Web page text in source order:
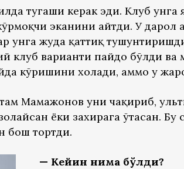
тугаши керак эди. Клуб
эканини айтди. У дарҳол
унга жуда қаттиқ
клуб варианти пайдо бўлди
кўришини хоҳлади, аммо у
Мамажонов уни чақириб,
ёки захирага ўтасан. Бу
бош тортди.
— Кейин нима бўлди?